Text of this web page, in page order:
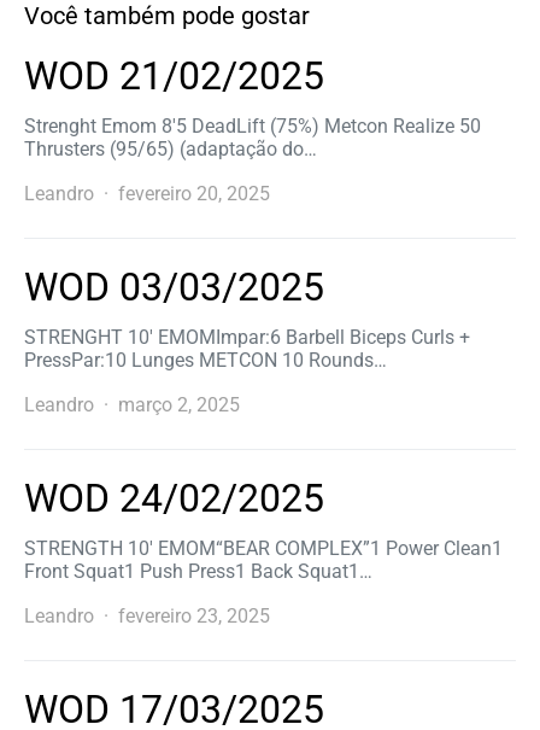
Você também pode gostar
WOD 21/02/2025
Strenght Emom 8′5 DeadLift (75%) Metcon Realize 50
Thrusters (95/65) (adaptação do…
Leandro
fevereiro 20, 2025
WOD 03/03/2025
STRENGHT 10′ EMOMImpar:6 Barbell Biceps Curls +
PressPar:10 Lunges METCON 10 Rounds…
Leandro
março 2, 2025
WOD 24/02/2025
STRENGTH 10′ EMOM“BEAR COMPLEX”1 Power Clean1
Front Squat1 Push Press1 Back Squat1…
Leandro
fevereiro 23, 2025
WOD 17/03/2025